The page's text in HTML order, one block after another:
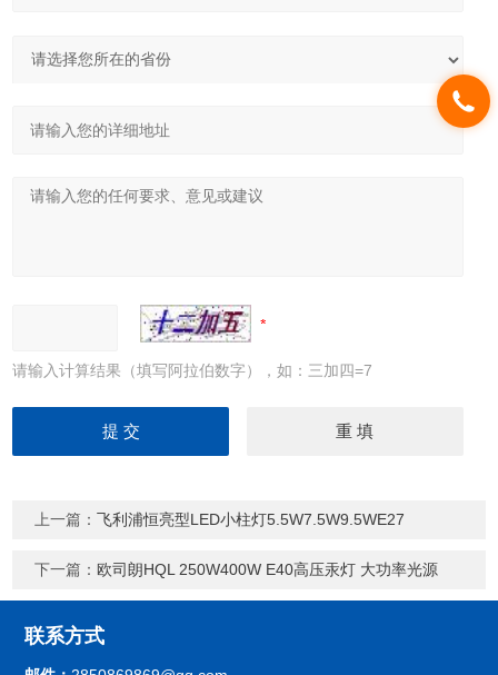
请输入计算结果（填写阿拉伯数字），如：三加四=7
上一篇：飞利浦恒亮型LED小柱灯5.5W7.5W9.5WE27
下一篇： 欧司朗HQL 250W400W E40高压汞灯 大功率光源
联系方式